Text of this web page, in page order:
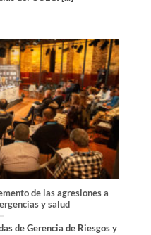
de las agresiones a
y salud
de Gerencia de Riesgos y